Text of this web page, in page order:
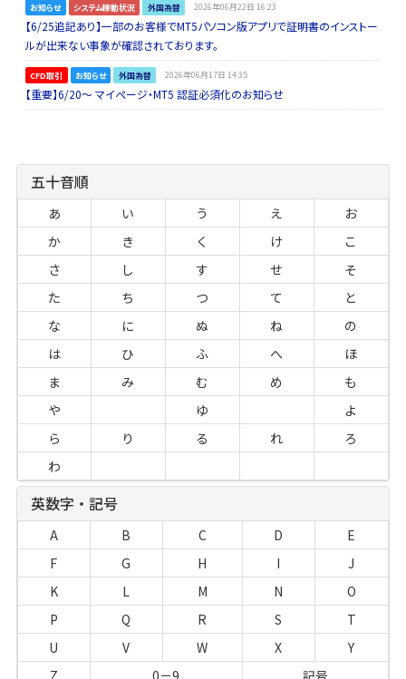
お知らせ システム稼動状況 外国為替 2026年06月22日 16:23
【6/25追記あり】一部のお客様でMT5パソコン版アプリで証明書のインストー
ルが出来ない事象が確認されております。
CFD取引 お知らせ 外国為替 2026年06月17日 14:35
【重要】6/20～ マイページ・MT5 認証必須化のお知らせ
五十音順
あ い う え
お
か
き く け
こ
さ
し す せ
そ
た
ち つ て
と
な
に ぬ ね
の
は
ひ ふ へ
ほ
ま
み む め
も
や
ゆ
よ
ら
り る れ
ろ
わ
英数字・記号
A B C D
E
F
G H I
J
K
L M N
O
P
Q R S
T
U
V W X
Y